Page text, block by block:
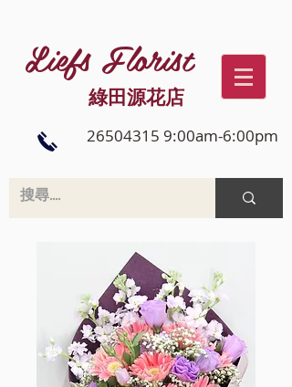
Liefs Florist
綠田源花店
26504315 9:00am-6:00pm